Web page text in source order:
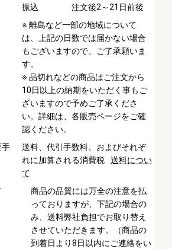
振込
注文後2～21日前後
※ 離島など一部の地域について
は、上記の日数では届かない場合
もございますので、ご了承願いま
す。
※ 品切れなどの商品はご注文から
10日以上の納期をいただく事もご
ざいますので予めご了承くださ
い。詳細は、各販売ページをご確
認ください。
手
送料、代引手数料、およびそれぞ
れに加算される消費税
送料につい
て
商品の品質には万全の注意を払
っておりますが、下記の場合の
み、送料弊社負担でお取り替え
させていただきます。（商品の
到着日より8日以内にご連絡をい